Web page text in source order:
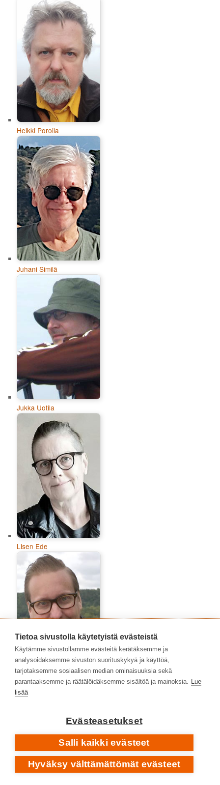
Heikki Poroila
Juhani Similä
Jukka Uotila
Lisen Ede
Marko Niemelä
Tietoa sivustolla käytetyistä evästeistä
Käytämme sivustollamme evästeitä kerätäksemme ja
analysoidaksemme sivuston suorituskykyä ja käyttöä,
tarjotaksemme sosiaalisen median ominaisuuksia sekä
parantaaksemme ja räätälöidäksemme sisältöä ja mainoksia. Lue
lisää
Evästeasetukset
Salli kaikki evästeet
Hyväksy välttämättömät evästeet